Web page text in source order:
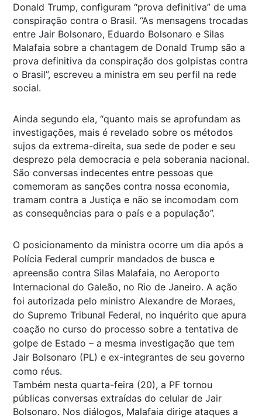
Donald Trump, configuram “prova definitiva” de uma
conspiração contra o Brasil. “As mensagens trocadas
entre Jair Bolsonaro, Eduardo Bolsonaro e Silas
Malafaia sobre a chantagem de Donald Trump são a
prova definitiva da conspiração dos golpistas contra
o Brasil”, escreveu a ministra em seu perfil na rede
social.
Ainda segundo ela, “quanto mais se aprofundam as
investigações, mais é revelado sobre os métodos
sujos da extrema-direita, sua sede de poder e seu
desprezo pela democracia e pela soberania nacional.
São conversas indecentes entre pessoas que
comemoram as sanções contra nossa economia,
tramam contra a Justiça e não se incomodam com
as consequências para o país e a população”.
O posicionamento da ministra ocorre um dia após a
Polícia Federal cumprir mandados de busca e
apreensão contra Silas Malafaia, no Aeroporto
Internacional do Galeão, no Rio de Janeiro. A ação
foi autorizada pelo ministro Alexandre de Moraes,
do Supremo Tribunal Federal, no inquérito que apura
coação no curso do processo sobre a tentativa de
golpe de Estado – a mesma investigação que tem
Jair Bolsonaro (PL) e ex-integrantes de seu governo
como réus.
Também nesta quarta-feira (20), a PF tornou
públicas conversas extraídas do celular de Jair
Bolsonaro. Nos diálogos, Malafaia dirige ataques a